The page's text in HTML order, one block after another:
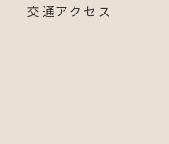
交通アクセス